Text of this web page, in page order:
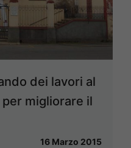
dei lavori al
migliorare il
16 Marzo 2015